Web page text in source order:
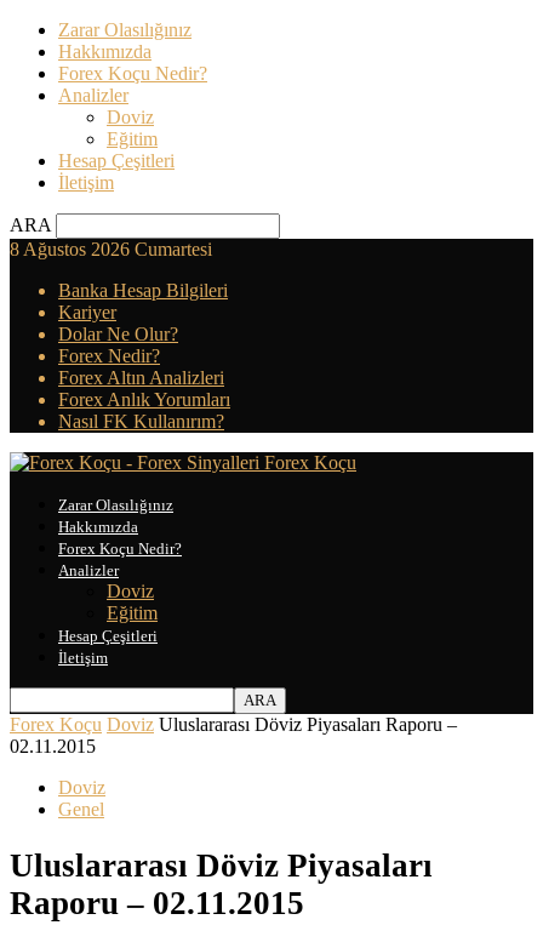
Zarar Olasılığınız
Hakkımızda
Forex Koçu Nedir?
Analizler
Doviz
Eğitim
Hesap Çeşitleri
İletişim
ARA
8 Ağustos 2026 Cumartesi
Banka Hesap Bilgileri
Kariyer
Dolar Ne Olur?
Forex Nedir?
Forex Altın Analizleri
Forex Anlık Yorumları
Nasıl FK Kullanırım?
Forex Koçu
Zarar Olasılığınız
Hakkımızda
Forex Koçu Nedir?
Analizler
Doviz
Eğitim
Hesap Çeşitleri
İletişim
Forex Koçu Doviz Uluslararası Döviz Piyasaları Raporu –
02.11.2015
Doviz
Genel
Uluslararası Döviz Piyasaları
Raporu – 02.11.2015